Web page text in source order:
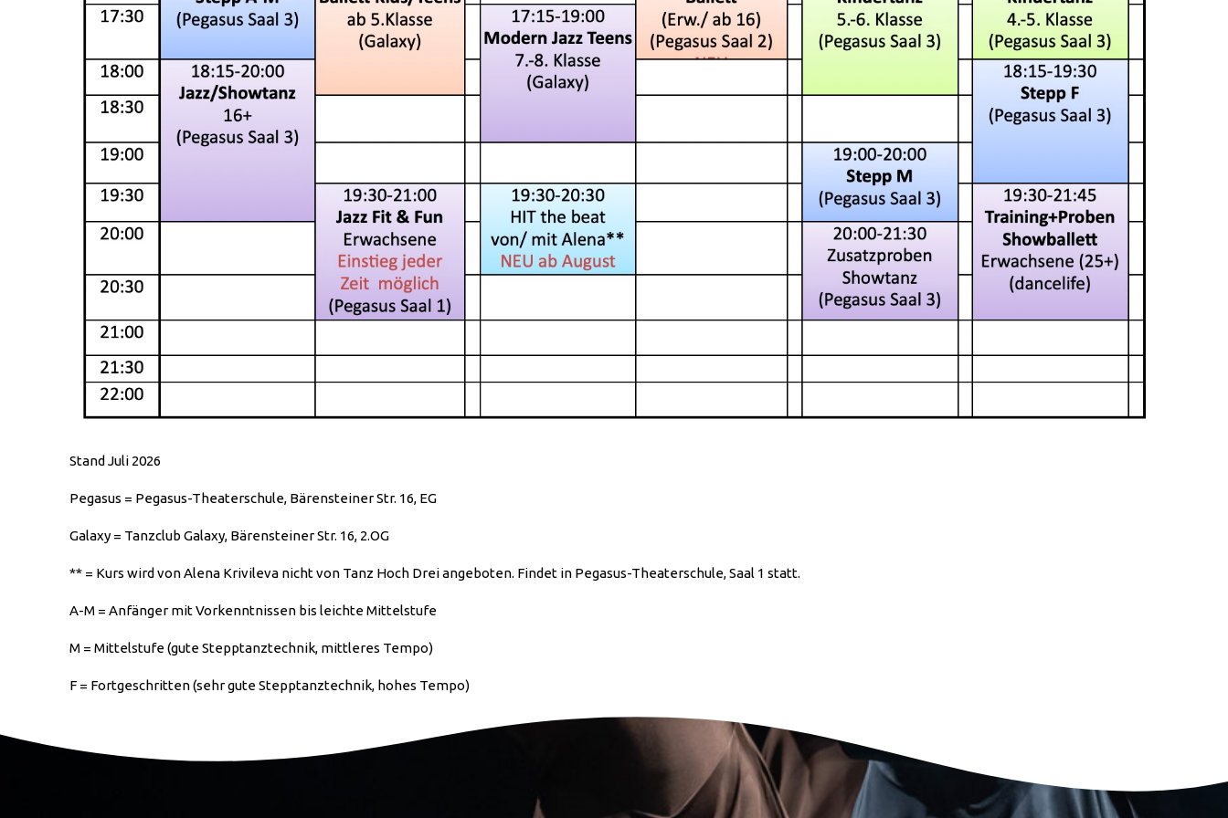
Stand Juli 2026
Pegasus = Pegasus-Theaterschule, Bärensteiner Str. 16, EG
Galaxy = Tanzclub Galaxy, Bärensteiner Str. 16, 2.OG
** = Kurs wird von Alena Krivileva nicht von Tanz Hoch Drei angeboten. Findet in Pegasus-Theaterschule, Saal 1 statt.
A-M = Anfänger mit Vorkenntnissen bis leichte Mittelstufe
M = Mittelstufe (gute Stepptanztechnik, mittleres Tempo)
F = Fortgeschritten (sehr gute Stepptanztechnik, hohes Tempo)